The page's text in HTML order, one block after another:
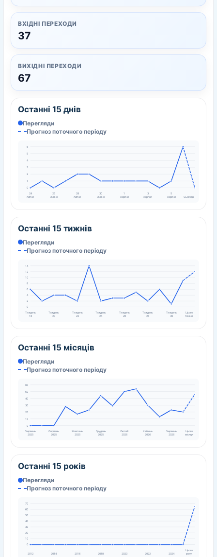
ВХІДНІ ПЕРЕХОДИ
37
ВИХІДНІ ПЕРЕХОДИ
67
Останні 15 днів
Перегляди
Прогноз поточного періоду
6
5
4
3
2
1
0
24
липня
26
липня
28
липня
30
липня
1
серпня
3
серпня
5
серпня Сьогодні
Останні 15 тижнів
Перегляди
Прогноз поточного періоду
14
12
10
8
6
4
2
0
Тиждень
18
Тиждень
20
Тиждень
22
Тиждень
24
Тиждень
26
Тиждень
28
Тиждень
30
Цього
тижня
Останні 15 місяців
Перегляди
Прогноз поточного періоду
60
50
40
30
20
10
0
Червень
2025
Серпень
2025
Жовтень
2025
Грудень
2025
Лютий
2026
Квітень
2026
Червень
2026
Цього
місяця
Останні 15 років
Перегляди
Прогноз поточного періоду
70
60
50
40
30
20
10
0
2012 2014 2016 2018 2020 2022 2024
Цього
року